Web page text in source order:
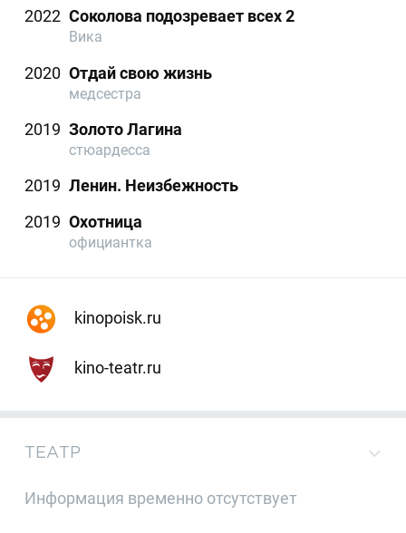
2022 Соколова подозревает всех 2
Вика
2020 Отдай свою жизнь
медсестра
2019 Золото Лагина
стюардесса
2019 Ленин. Неизбежность
2019 Охотница
официантка
kinopoisk.ru
kino-teatr.ru
ТЕАТР
Информация временно отсутствует